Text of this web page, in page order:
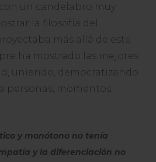
un candelabro muy
la filosofía del
más allá de este
ha mostrado las mejores
uniendo, democratizando
personas, momentos,
y monótono no tenía
y la diferenciación no